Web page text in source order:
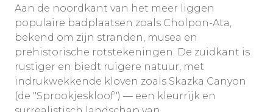
Aan de noordkant van het meer liggen
populaire badplaatsen zoals Cholpon-Ata,
bekend om zijn stranden, musea en
prehistorische rotstekeningen. De zuidkant is
rustiger en biedt ruigere natuur, met
indrukwekkende kloven zoals Skazka Canyon
(de "Sprookjeskloof") — een kleurrijk en